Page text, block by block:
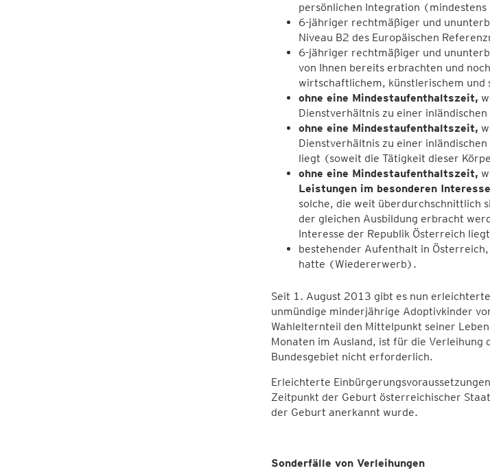
persönlichen Integration
6-jähriger rechtmäßiger und
Niveau B2 des Europäischen
6-jähriger rechtmäßiger und
von Ihnen bereits erbrachten und
wirtschaftlichem, künstlerischem und
ohne eine Mindestaufenthaltszeit,
Dienstverhältnis zu einer
ohne eine Mindestaufenthaltszeit,
Dienstverhältnis zu einer
liegt (soweit die Tätigkeit dieser
ohne eine Mindestaufenthaltszeit,
Leistungen im besonderen
solche, die weit überdurchschnittlich
der gleichen Ausbildung erbracht
Interesse der Republik Österreich
bestehender Aufenthalt in
hatte (Wiedererwerb).
Seit 1. August 2013 gibt es nun
unmündige minderjährige Adoptivkinder
Wahlelternteil den Mittelpunkt seiner
Monaten im Ausland, ist für die
Bundesgebiet nicht erforderlich.
Erleichterte
Zeitpunkt der Geburt österreichischer
der Geburt anerkannt wurde.
Sonderfälle von Verleihungen